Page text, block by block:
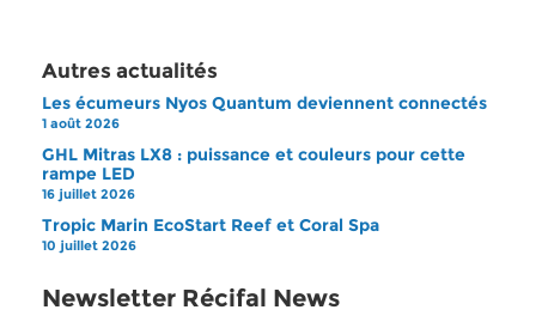
Autres actualités
Les écumeurs Nyos Quantum deviennent connectés
1 août 2026
GHL Mitras LX8 : puissance et couleurs pour cette
rampe LED
16 juillet 2026
Tropic Marin EcoStart Reef et Coral Spa
10 juillet 2026
Newsletter Récifal News